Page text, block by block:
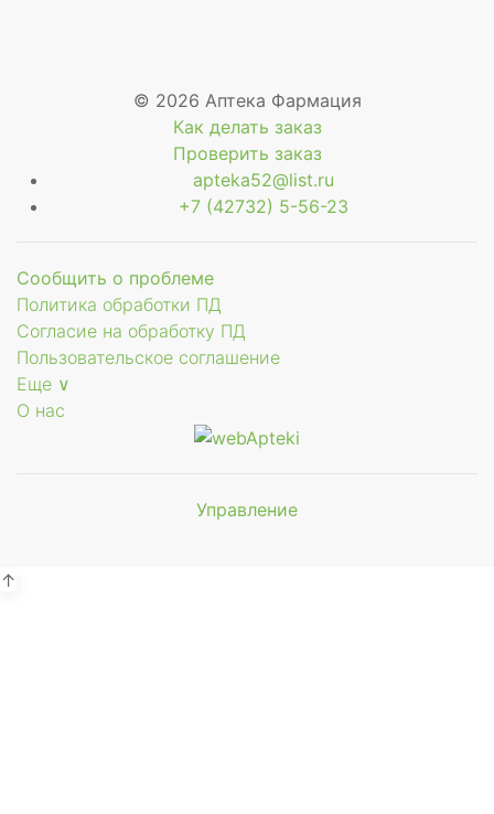
© 2026 Аптека Фармация
Как делать заказ
Проверить заказ
apteka52@list.ru
+7 (42732) 5-56-23
Сообщить о проблеме
Политика обработки ПД
Согласие на обработку ПД
Пользовательское соглашение
Еще ∨
О нас
Управление
↑
Мы будем